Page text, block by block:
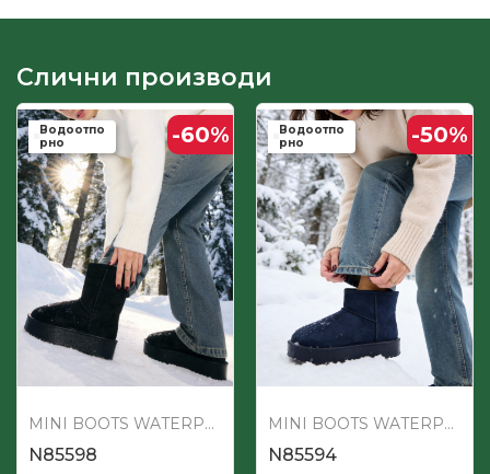
Слични производи
Водоотпо
рно
-60%
MINI BOOTS WATERPROOF
N85598
Водоотпо
рно
-50%
MINI BOOTS WATERPROOF
N85594